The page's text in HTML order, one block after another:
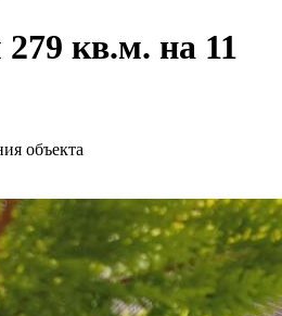
кв.м. на 11
объекта